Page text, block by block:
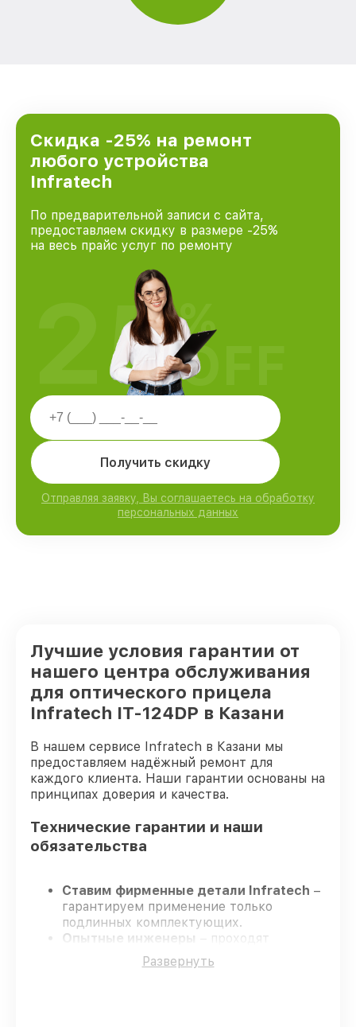
Скидка -25% на ремонт
любого устройства
Infratech
По предварительной записи с сайта,
предоставляем скидку в размере -25%
на весь прайс услуг по ремонту
Получить скидку
Отправляя заявку, Вы соглашаетесь на обработку
персональных данных
25%
OFF
Лучшие условия гарантии от
нашего центра обслуживания
для оптического прицела
Infratech IT-124DP в Казани
В нашем сервисе Infratech в Казани мы
предоставляем надёжный ремонт для
каждого клиента. Наши гарантии основаны на
принципах доверия и качества.
Технические гарантии и наши
обязательства
Ставим фирменные детали Infratech –
гарантируем применение только
подлинных комплектующих.
Опытные инженеры
– проходят
постоянное обучение, что гарантирует
качество выполняемых работ.
Развернуть